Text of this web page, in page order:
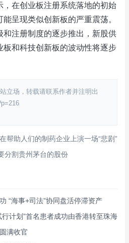
，在创业板注册系统落地的初始
呈现类似创新板的严重震荡。
和注册制度的逐步推出，新股供
板和科技创新板的波动性将逐步
立场，转载请联系作者并注明出
帮助人们的制药企业上演一场“悲剧”
分割贵州茅台的股份
“海事+司法”协同盘活停滞资产
计划”首名患者成功由香港转至珠海
满收官